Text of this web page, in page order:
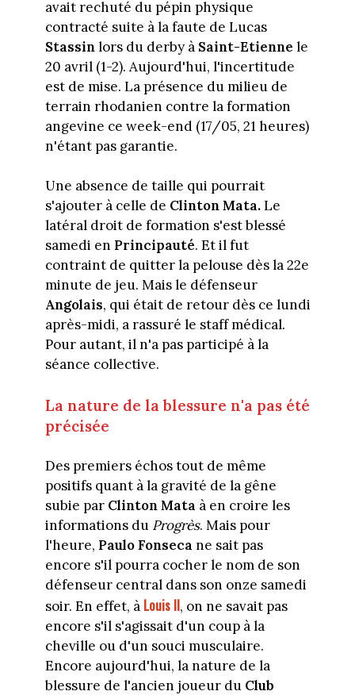
avait rechuté du pépin physique
contracté suite à la faute de Lucas
Stassinlors du derby à Saint-Etienne le
20 avril (1-2). Aujourd'hui, l'incertitude
est de mise. La présence du milieu de
terrain rhodanien contre la formation
angevine ce week-end (17/05, 21 heures)
n'étant pas garantie.
Une absence de taille qui pourrait
s'ajouter à celle de Clinton Mata.Le
latéral droit de formation s'est blessé
samedi en Principauté. Et il fut
contraint de quitter la pelouse dès la 22e
minute de jeu. Mais le défenseur
Angolais, qui était de retour dès ce lundi
après-midi, a rassuré le staff médical.
Pour autant, il n'a pas participé à la
séance collective.
La nature de la blessure n'a pas été
précisée
Des premiers échos tout de même
positifs quant à la gravité de la gêne
subie par Clinton Mata à en croire les
informations du Progrès. Mais pour
l'heure, Paulo Fonseca ne sait pas
encore s'il pourra cocher le nom de son
défenseur central dans son onze samedi
soir. En effet, à Louis II, on ne savait pas
encore s'il s'agissait d'un coup à la
cheville ou d'un souci musculaire.
Encore aujourd'hui, la nature de la
blessure de l'ancien joueur du Club